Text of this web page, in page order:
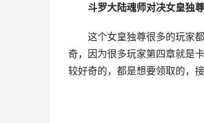
斗罗大陆魂师对决女皇独
这个女皇独尊很多的玩家都
奇，因为很多玩家第四章就是
较好奇的，都是想要领取的，